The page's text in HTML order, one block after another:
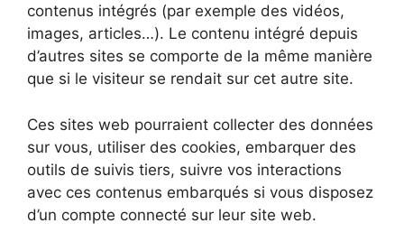
contenus intégrés (par exemple des vidéos,
images, articles…). Le contenu intégré depuis
d’autres sites se comporte de la même manière
que si le visiteur se rendait sur cet autre site.
Ces sites web pourraient collecter des données
sur vous, utiliser des cookies, embarquer des
outils de suivis tiers, suivre vos interactions
avec ces contenus embarqués si vous disposez
d’un compte connecté sur leur site web.